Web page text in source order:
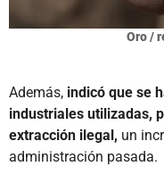
Oro /
Además, indicó que se
industriales utilizadas,
extracción ilegal, un
administración pasada.